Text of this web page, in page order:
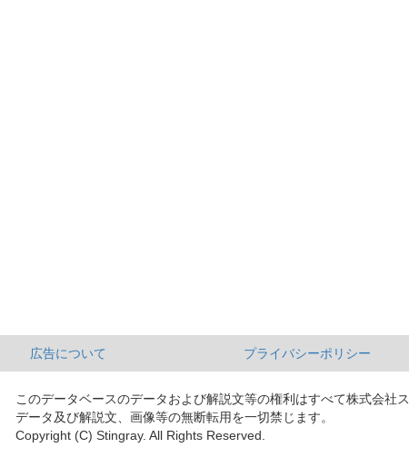
広告について プライバシーポリシー
このデータベースのデータおよび解説文等の権利はすべて株式会社
データ及び解説文、画像等の無断転用を一切禁じます。
Copyright (C) Stingray. All Rights Reserved.